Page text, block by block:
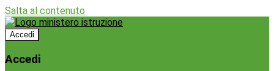
Salta al contenuto
Accedi
Accedi